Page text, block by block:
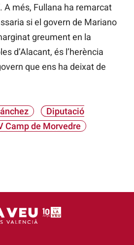
A més, Fullana ha remarcat
si el govern de Mariano
greument en la
d’Alacant, és l’herència
que ens ha deixat de
Diputació
Camp de Morvedre